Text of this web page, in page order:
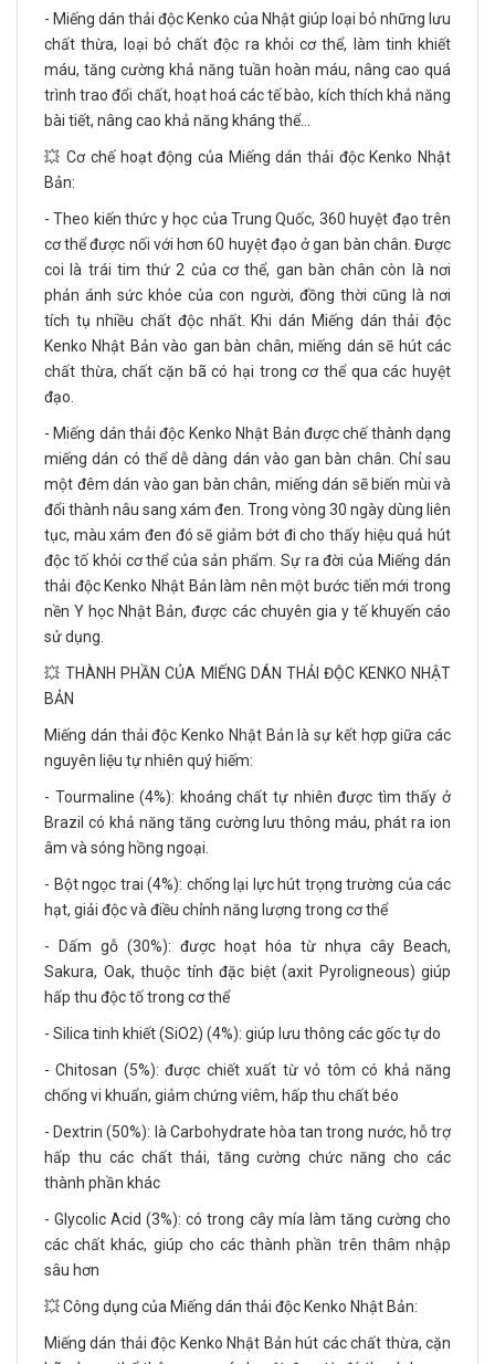
- Miếng dán thải độc Kenko của Nhật giúp loại bỏ những lưu
chất thừa, loại bỏ chất độc ra khỏi cơ thể, làm tinh khiết
máu, tăng cường khả năng tuần hoàn máu, nâng cao quá
trình trao đổi chất, hoạt hoá các tế bào, kích thích khả năng
bài tiết, nâng cao khả năng kháng thể…
💥 Cơ chế hoạt động của Miếng dán thải độc Kenko Nhật
Bản:
- Theo kiến thức y học của Trung Quốc, 360 huyệt đạo trên
cơ thể được nối với hơn 60 huyệt đạo ở gan bàn chân. Được
coi là trái tim thứ 2 của cơ thể, gan bàn chân còn là nơi
phản ánh sức khỏe của con người, đồng thời cũng là nơi
tích tụ nhiều chất độc nhất. Khi dán Miếng dán thải độc
Kenko Nhật Bản vào gan bàn chân, miếng dán sẽ hút các
chất thừa, chất cặn bã có hại trong cơ thể qua các huyệt
đạo.
- Miếng dán thải độc Kenko Nhật Bản được chế thành dạng
miếng dán có thể dễ dàng dán vào gan bàn chân. Chỉ sau
một đêm dán vào gan bàn chân, miếng dán sẽ biến mùi và
đổi thành nâu sang xám đen. Trong vòng 30 ngày dùng liên
tục, màu xám đen đó sẽ giảm bớt đi cho thấy hiệu quả hút
độc tố khỏi cơ thể của sản phẩm. Sự ra đời của Miếng dán
thải độc Kenko Nhật Bản làm nên một bước tiến mới trong
nền Y học Nhật Bản, được các chuyên gia y tế khuyến cáo
sử dụng.
💥 THÀNH PHẦN CỦA MIẾNG DÁN THẢI ĐỘC KENKO NHẬT
BẢN
Miếng dán thải độc Kenko Nhật Bản là sự kết hợp giữa các
nguyên liệu tự nhiên quý hiếm:
- Tourmaline (4%): khoáng chất tự nhiên được tìm thấy ở
Brazil có khả năng tăng cường lưu thông máu, phát ra ion
âm và sóng hồng ngoại.
- Bột ngọc trai (4%): chống lại lực hút trọng trường của các
hạt, giải độc và điều chỉnh năng lượng trong cơ thể
- Dấm gỗ (30%): được hoạt hóa từ nhựa cây Beach,
Sakura, Oak, thuộc tính đặc biệt (axit Pyroligneous) giúp
hấp thu độc tố trong cơ thể
- Silica tinh khiết (SiO2) (4%): giúp lưu thông các gốc tự do
- Chitosan (5%): được chiết xuất từ vỏ tôm có khả năng
chống vi khuẩn, giảm chứng viêm, hấp thu chất béo
- Dextrin (50%): là Carbohydrate hòa tan trong nước, hỗ trợ
hấp thu các chất thải, tăng cường chức năng cho các
thành phần khác
- Glycolic Acid (3%): có trong cây mía làm tăng cường cho
các chất khác, giúp cho các thành phần trên thâm nhập
sâu hơn
💥 Công dụng của Miếng dán thải độc Kenko Nhật Bản:
Miếng dán thải độc Kenko Nhật Bản hút các chất thừa, cặn